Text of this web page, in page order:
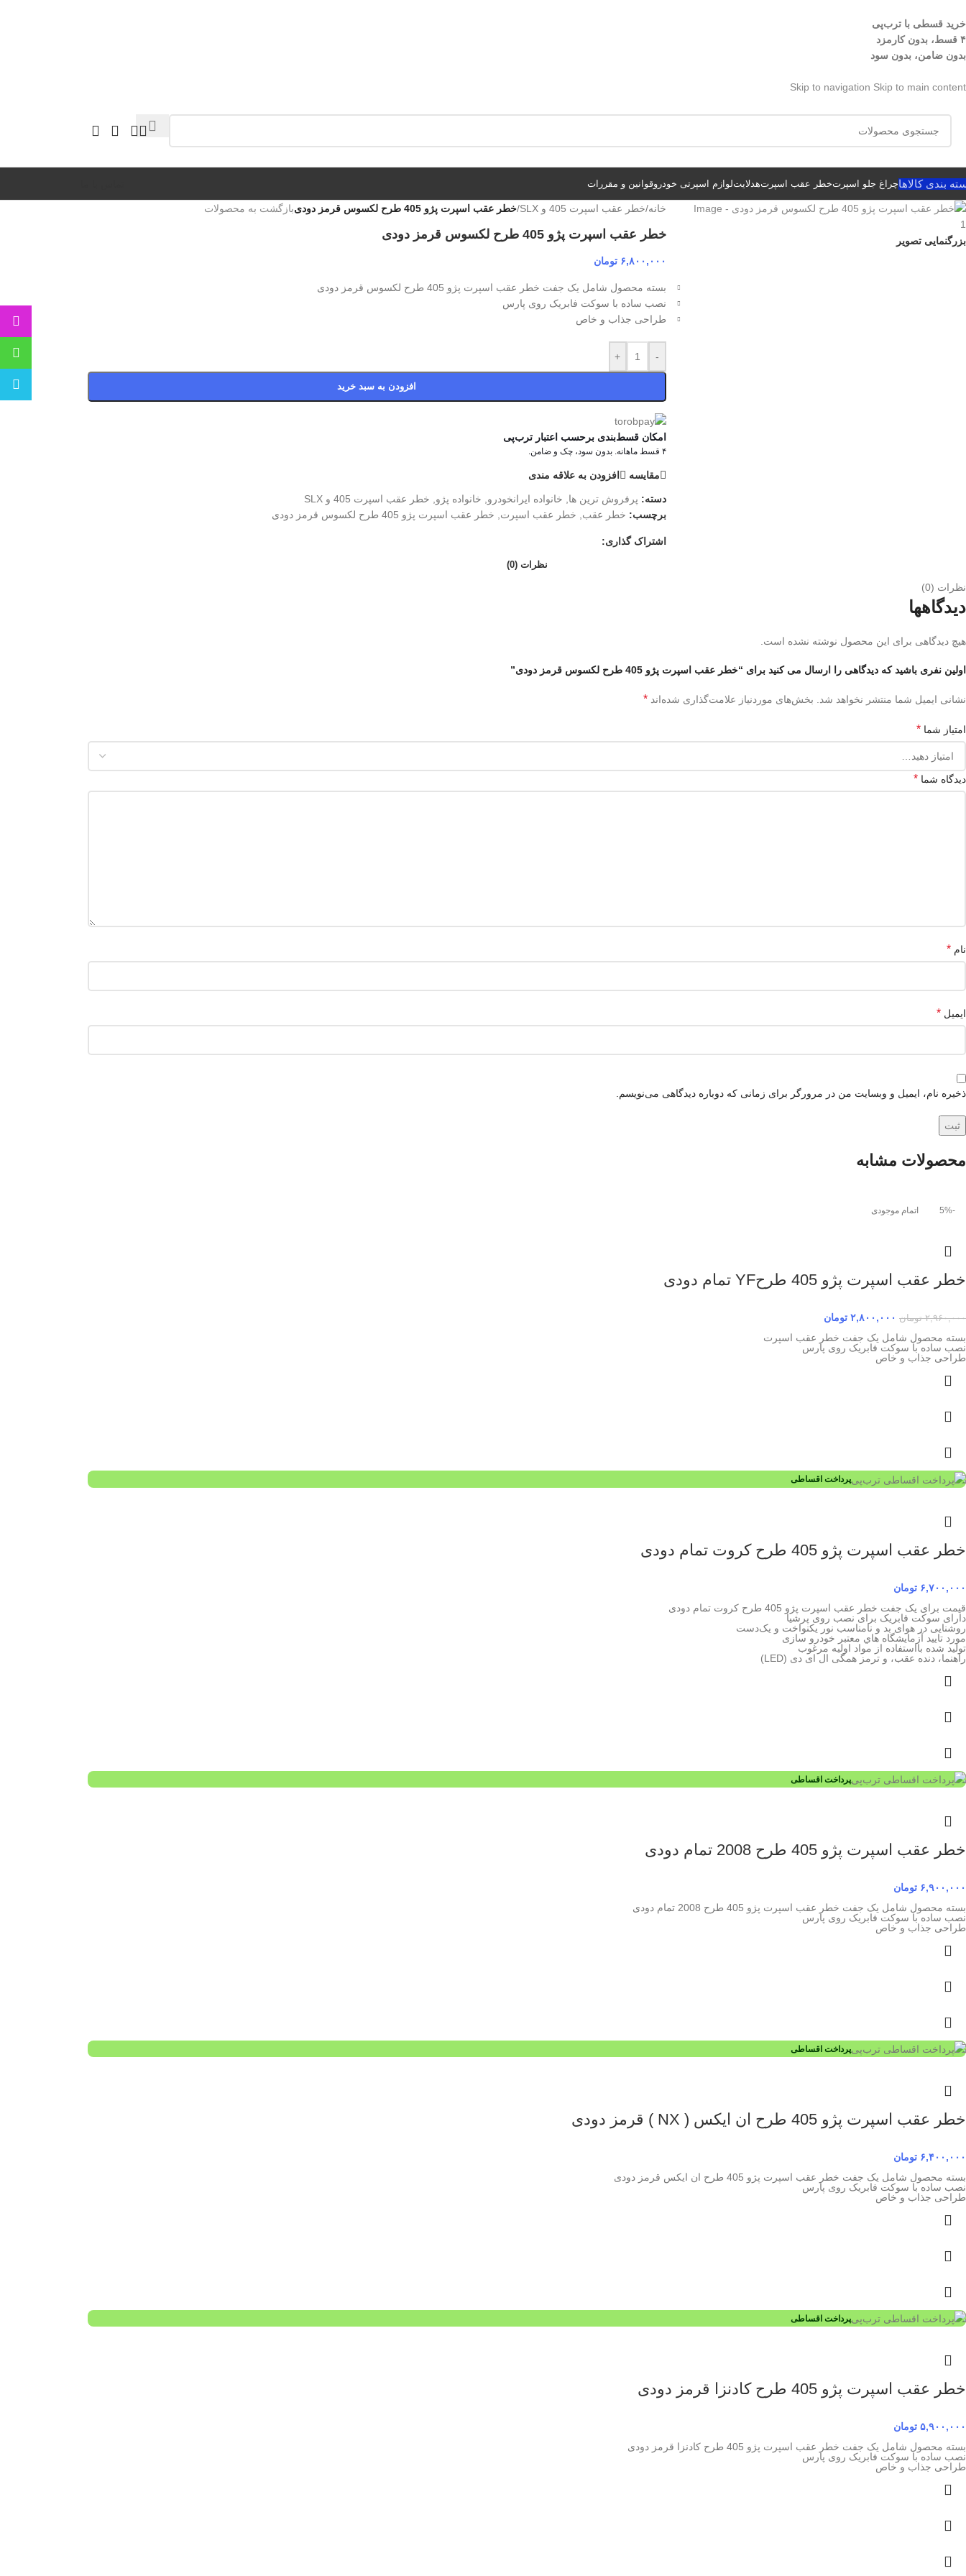
خرید قسطی با ترب‌پی
۴ قسط، بدون کارمزد
بدون ضامن، بدون سود
Skip to navigation Skip to main content
بندی کالاهاچراغ جلو اسپرتخطر عقب اسپرتهدلایتلوازم اسپرتی خودروقوانین و مقررات
بزرگنمایی تصویر
خانه/خطر عقب اسپرت 405 و SLX /خطر عقب اسپرت پژو 405 طرح لکسوس قرمز دودی بازگشت به محصولات
خطر عقب اسپرت پژو 405 طرح لکسوس قرمز دودی
۶,۸۰۰,۰۰۰ تومان
بسته محصول شامل یک جفت خطر عقب اسپرت پژو 405 طرح لکسوس قرمز دودی
نصب ساده با سوکت فابریک روی پارس
طراحی جذاب و خاص
-
+
افزودن به سبد خرید
امکان قسط‌بندی برحسب اعتبار ترب‌پی
۴ قسط ماهانه. بدون سود، چک و ضامن.
مقایسه افزودن به علاقه مندی
دسته: پرفروش ترین ها, خانواده ایرانخودرو, خانواده پژو, خطر عقب اسپرت 405 و SLX
برچسب: خطر عقب, خطر عقب اسپرت, خطر عقب اسپرت پژو 405 طرح لکسوس قرمز دودی
اشتراک گذاری:
نظرات (0)
نظرات (0)
دیدگاهها
هیچ دیدگاهی برای این محصول نوشته نشده است.
اولین نفری باشید که دیدگاهی را ارسال می کنید برای “خطر عقب اسپرت پژو 405 طرح لکسوس قرمز دودی”
نشانی ایمیل شما منتشر نخواهد شد. بخش‌های موردنیاز علامت‌گذاری شده‌اند *
امتیاز شما *
دیدگاه شما *
نام *
ایمیل *
ذخیره نام، ایمیل و وبسایت من در مرورگر برای زمانی که دوباره دیدگاهی می‌نویسم.
محصولات مشابه
-5% اتمام موجودی
خطر عقب اسپرت پژو 405 طرحYF تمام دودی
۲,۹۶۰,۰۰۰ تومان ۲,۸۰۰,۰۰۰ تومان
بسته محصول شامل یک جفت خطر عقب اسپرت
نصب ساده با سوکت فابریک روی پارس
طراحی جذاب و خاص
پرداخت اقساطی
خطر عقب اسپرت پژو 405 طرح کروت تمام دودی
۶,۷۰۰,۰۰۰ تومان
قیمت برای یک جفت خطر عقب اسپرت پژو 405 طرح کروت تمام دودی
دارای سوکت فابریک برای نصب روی پرشیا
روشنایی در هوای بد و نامناسب نور یکنواخت و یک‌دست
مورد تاييد آزمايشگاه هاي معتبر خودرو سازی
توليد شده بااستفاده از مواد اوليه مرغوب
راهنما، دنده عقب، و ترمز همگی ال ای دی (LED)
پرداخت اقساطی
خطر عقب اسپرت پژو 405 طرح 2008 تمام دودی
۶,۹۰۰,۰۰۰ تومان
بسته محصول شامل یک جفت خطر عقب اسپرت پژو 405 طرح 2008 تمام دودی
نصب ساده با سوکت فابریک روی پارس
طراحی جذاب و خاص
پرداخت اقساطی
خطر عقب اسپرت پژو 405 طرح ان ایکس ( NX ) قرمز دودی
۶,۴۰۰,۰۰۰ تومان
بسته محصول شامل یک جفت خطر عقب اسپرت پژو 405 طرح ان ایکس قرمز دودی
نصب ساده با سوکت فابریک روی پارس
طراحی جذاب و خاص
پرداخت اقساطی
خطر عقب اسپرت پژو 405 طرح کادنزا قرمز دودی
۵,۹۰۰,۰۰۰ تومان
بسته محصول شامل یک جفت خطر عقب اسپرت پژو 405 طرح کادنزا قرمز دودی
نصب ساده با سوکت فابریک روی پارس
طراحی جذاب و خاص